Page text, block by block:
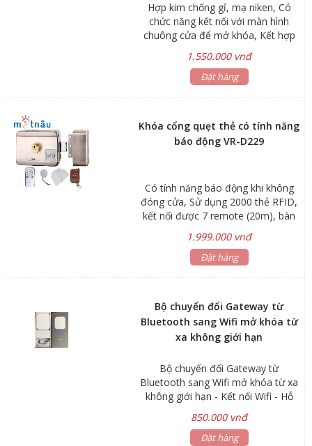
Hợp kim chống gỉ, mạ niken, Có
chức năng kết nối với màn hình
chuông cửa để mở khóa, Kết hợp
đầu đọc vân tay để kiểm soát ra
vào cửa
1.550.000 vnđ
Đặt hàng
Khóa cổng quẹt thẻ có tính năng
báo động VR-D229
Có tính năng báo động khi không
đóng cửa, Sử dụng 2000 thẻ RFID,
kết nối được 7 remote (20m), bàn
phím điều khiển và chìa cơ
1.999.000 vnđ
Đặt hàng
Bộ chuyển đổi Gateway từ
Bluetooth sang Wifi mở khóa từ
xa không giới hạn
Bộ chuyển đổi Gateway từ
Bluetooth sang Wifi mở khóa từ xa
không giới hạn - Kết nối Wifi - Hỗ
trợ mở cửa từ xa, quản lý, đăng ký
thẻ từ password từ xa - Nguồn điện:
110 - 200V
850.000 vnđ
Đặt hàng